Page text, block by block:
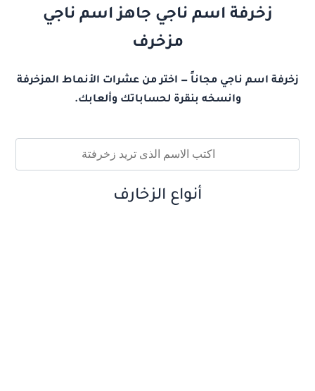
زخرفة اسم ناجي جاهز اسم ناجي
مزخرف
زخرفة اسم ناجي مجاناً — اختر من عشرات الأنماط المزخرفة
وانسخه بنقرة لحساباتك وألعابك.
أنواع الزخارف